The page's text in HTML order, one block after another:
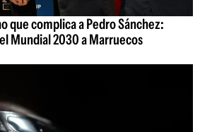
que complica a Pedro Sánchez:
Mundial 2030 a Marruecos